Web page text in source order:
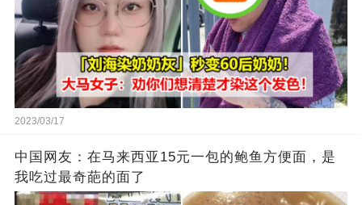
2023/03/17
中国网友：在马来西亚15元一包的鲍鱼方便面，是
我吃过最奇葩的面了